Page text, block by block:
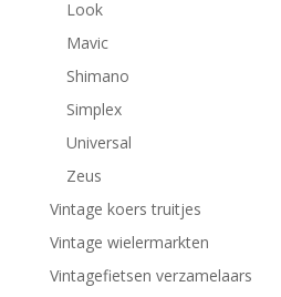
Look
Mavic
Shimano
Simplex
Universal
Zeus
Vintage koers truitjes
Vintage wielermarkten
Vintagefietsen verzamelaars